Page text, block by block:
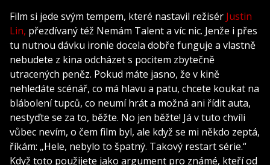
Film si jede svým tempem, které nastavil režisér Justin
Lin, přezdívaný též Nemám Talent a víc nic. Jenže i přes
tu nutnou dávku ironie docela dobře funguje a vlastně
nebudete z kina odcházet s pocitem zbytečně
utracených peněz. Pokud máte jasno, že v kině
nehledáte scénář, co má hlavu a patu, chcete koukat na
blábolení tupců, co neumí hrát a možná ani řídit auta,
nestyďte se za to, běžte. No jen běžte! Já v tuto chvíli
vůbec nevím, o čem film byl, ale když se mi někdo zeptá,
říkám: „Hele, nebylo to špatný. Takový restart série.“
Když toto použijete jako argument pro známé, kteří od